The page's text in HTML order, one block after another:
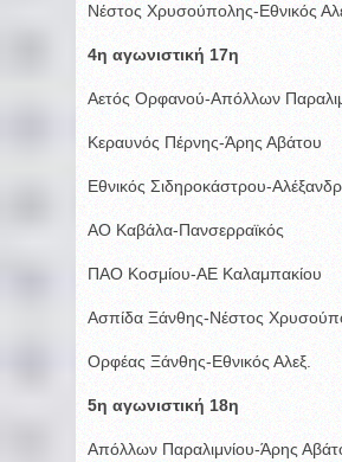
Νέστος Χρυσούπολης-Εθνικός
4η αγωνιστική 17η
Αετός Ορφανού-Απόλλων
Κεραυνός Πέρνης-Άρης Αβάτου
Εθνικός Σιδηροκάστρου-
ΑΟ Καβάλα-Πανσερραϊκός
ΠΑΟ Κοσμίου-ΑΕ Καλαμπακίου
Ασπίδα Ξάνθης-Νέστος
Ορφέας Ξάνθης-Εθνικός Αλεξ.
5η αγωνιστική 18η
Απόλλων Παραλιμνίου-Άρης